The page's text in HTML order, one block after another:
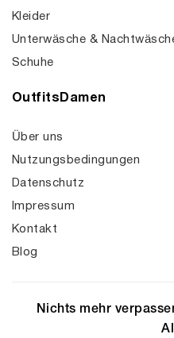
Kleider
Unterwäsche &
Schuhe
OutfitsDamen
Über uns
Nutzungsbedingungen
Datenschutz
Impressum
Kontakt
Blog
Nichts mehr